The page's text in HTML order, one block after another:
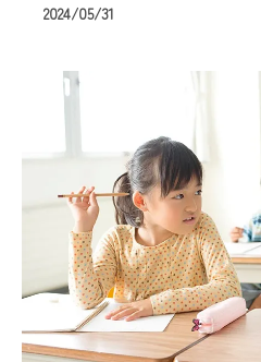
2024/05/31